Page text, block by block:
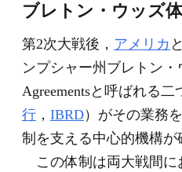
ブレトン・ウッズ
第2次大戦後， アメリカ
ンプシャー州ブレトン
Agreementsと呼ばれる二
行 ， IBRD）がその業務
制を支える中心的機構が
この体制は両大戦間に